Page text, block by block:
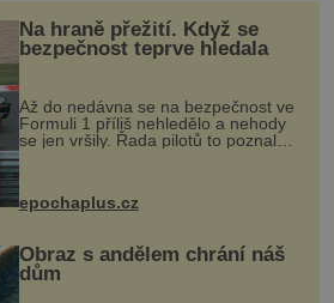
Na hraně přežití. Když se
bezpečnost teprve hledala
Až do nedávna se na bezpečnost ve
Formuli 1 příliš nehledělo a nehody
se jen vršily. Řada pilotů to poznala
na vlastní kůži, často s trvalými
následky nebo bohužel i ztrátou
života. Dnes nepochopiteln...
epochaplus.cz
Obraz s andělem chrání náš
dům